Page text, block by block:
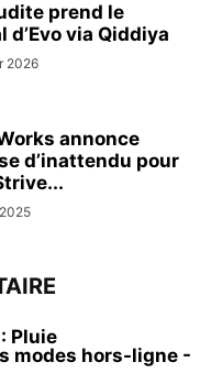
prend le
via Qiddiya
2026
annonce
d’inattendu pour
Pluie
modes hors-ligne -